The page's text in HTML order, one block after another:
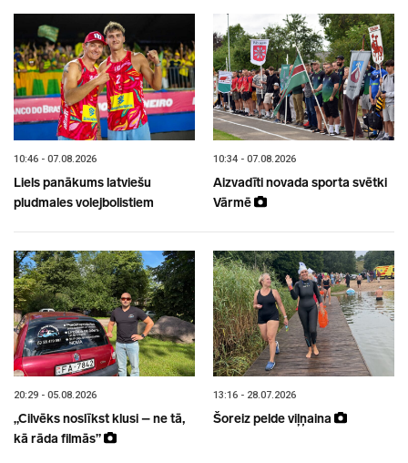
10:46 - 07.08.2026
Liels panākums latviešu
pludmales volejbolistiem
10:34 - 07.08.2026
Aizvadīti novada sporta svētki
Vārmē
20:29 - 05.08.2026
„Cilvēks noslīkst klusi – ne tā,
kā rāda filmās”
13:16 - 28.07.2026
Šoreiz pelde viļņaina